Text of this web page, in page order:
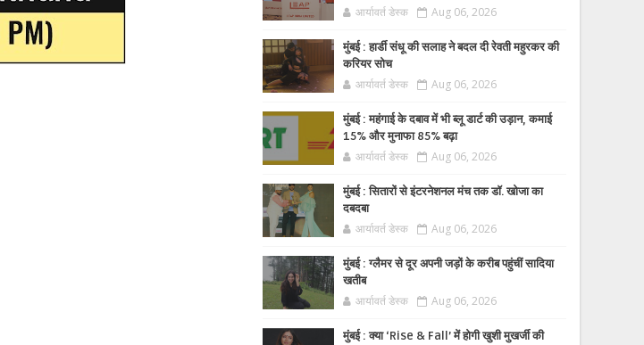
आर्यावर्त डेस्क Aug 06, 2026
मुंबई : हार्डी संधू की सलाह ने बदल दी रेवती महुरकर की
करियर सोच
आर्यावर्त डेस्क Aug 06, 2026
मुंबई : महंगाई के दबाव में भी ब्लू डार्ट की उड़ान, कमाई
15% और मुनाफा 85% बढ़ा
आर्यावर्त डेस्क Aug 06, 2026
मुंबई : सितारों से इंटरनेशनल मंच तक डॉ. खोजा का
दबदबा
आर्यावर्त डेस्क Aug 06, 2026
मुंबई : ग्लैमर से दूर अपनी जड़ों के करीब पहुंचीं सादिया
खतीब
आर्यावर्त डेस्क Aug 06, 2026
मुंबई : क्या ‘Rise & Fall’ में होगी खुशी मुखर्जी की